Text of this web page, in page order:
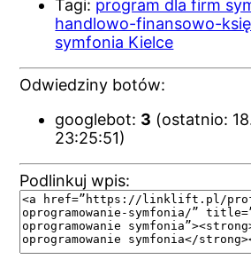
Tagi: program dla firm
handlowo-finansowo-
symfonia Kielce
Odwiedziny botów:
googlebot: 3 (ostatnio:
23:25:51)
Podlinkuj wpis: